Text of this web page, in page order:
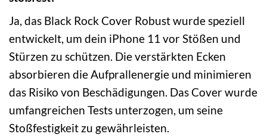
Ja, das Black Rock Cover Robust wurde speziell
entwickelt, um dein iPhone 11 vor Stößen und
Stürzen zu schützen. Die verstärkten Ecken
absorbieren die Aufprallenergie und minimieren
das Risiko von Beschädigungen. Das Cover wurde
umfangreichen Tests unterzogen, um seine
Stoßfestigkeit zu gewährleisten.